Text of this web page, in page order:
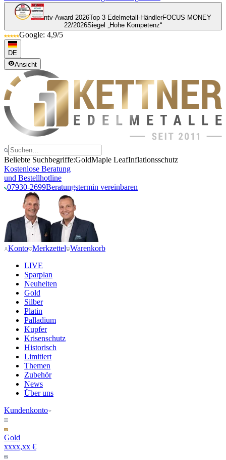
ntv-Award 2026Top 3 Edelmetall-HändlerFOCUS MONEY
22/2026Siegel „Hohe Kompetenz“
Google: 4,9/5
DE
Ansicht
Beliebte Suchbegriffe:GoldMaple LeafInflationsschutz
Kostenlose Beratung
und Bestellhotline
07930-2699Beratungstermin vereinbaren
Konto Merkzettel Warenkorb
LIVE
Sparplan
Neuheiten
Gold
Silber
Platin
Palladium
Kupfer
Krisenschutz
Historisch
Limitiert
Themen
Zubehör
News
Über uns
Kundenkonto
Gold
xxxx,xx €